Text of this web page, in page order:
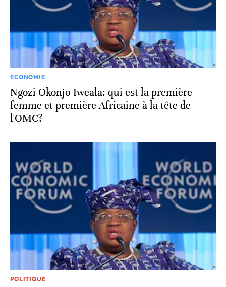
ECONOMIE
Ngozi Okonjo-Iweala: qui est la première
femme et première Africaine à la tête de
l'OMC?
POLITIQUE